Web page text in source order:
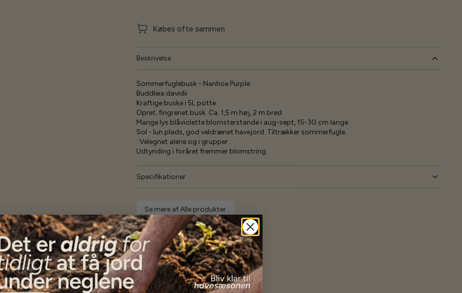
Købes ofte sammen
Beskrivelse
Sommerfuglebusk - Nanhoe Purple
Buddleia davidii
Kraftige buske i 5L potte
Opret, fingrenet busk. Ca. 1,5 m høj, 2 m bred
Mange lys blåviolette blomsterstande i aug-sept, 15-30 cm lange.
Sol - lun plads, god veldrænet havejord. Tiltrækker sommerfugle.
. Velegnet alene og i grupper.
Udtynding i foråret fremmer blomstring.
Specifikationer
Se mere af Alle produkter
Vores kundersiger...